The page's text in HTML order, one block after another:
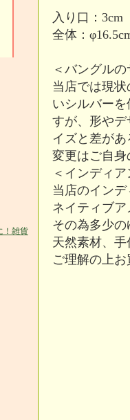
入り口：3cm
全体：
＜バングル
当店では現
いシルバー
すが、形や
イズと差が
変更はご自
＜インディ
当店のイン
ネイティブ
その為多少
天然素材、
ご理解の上